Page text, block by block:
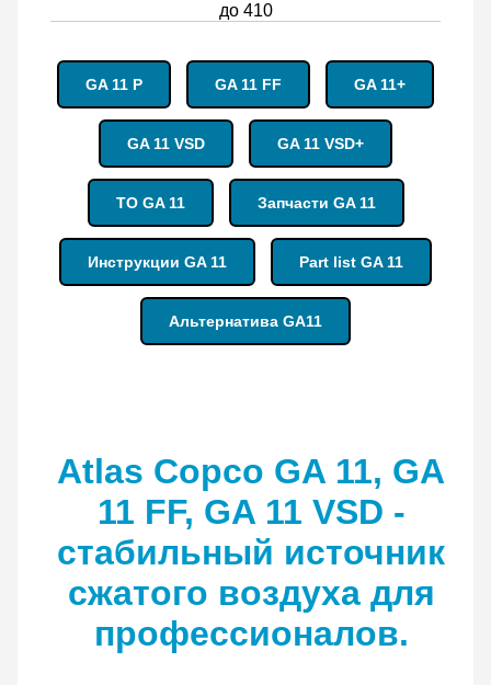
до 410
GA 11 P GA 11 FF GA 11+
GA 11 VSD GA 11 VSD+
ТО GA 11 Запчасти GA 11
Инструкции GA 11 Part list GA 11
Альтернатива GA11
Atlas Copco GA 11, GA
11 FF, GA 11 VSD -
стабильный источник
сжатого воздуха для
профессионалов.